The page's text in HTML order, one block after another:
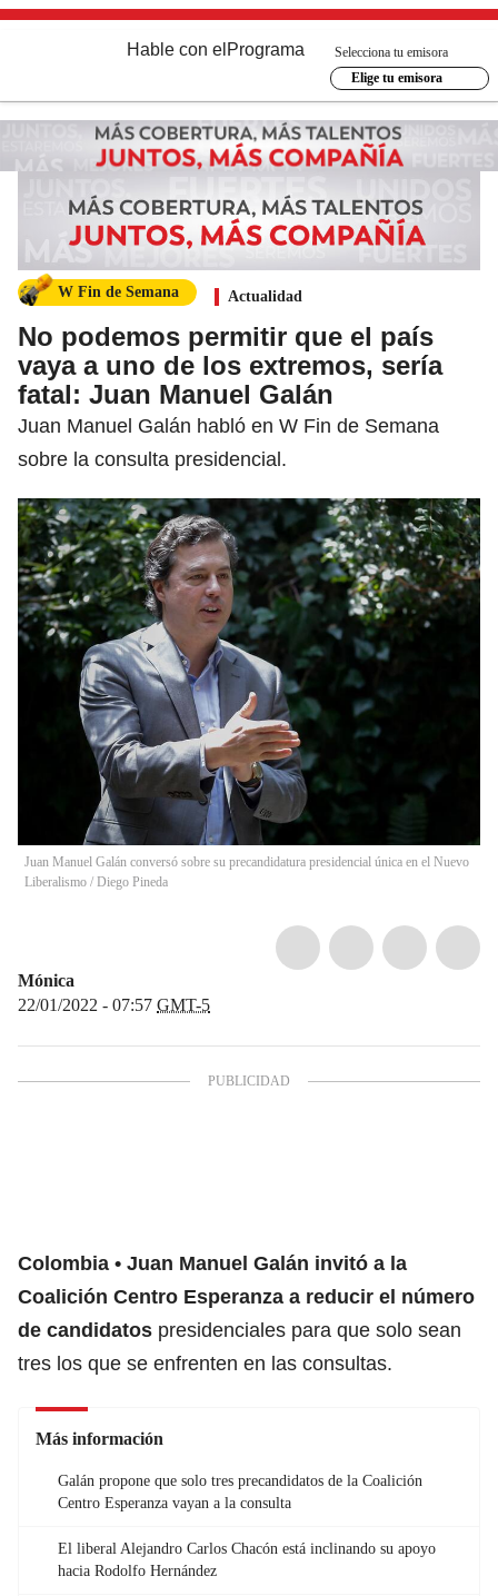
Hable con el Programa
Selecciona tu emisora
Elige tu emisora
W Fin de Semana Actualidad
No podemos permitir que el país
vaya a uno de los extremos, sería
fatal: Juan Manuel Galán
Juan Manuel Galán habló en W Fin de Semana
sobre la consulta presidencial.
Juan Manuel Galán conversó sobre su precandidatura presidencial única en el Nuevo
Liberalismo / Diego Pineda
Mónica
22/01/2022 - 07:57 GMT-5
Colombia
Juan Manuel Galán invitó a la
Coalición Centro Esperanza a reducir el número
de candidatos presidenciales para que solo sean
tres los que se enfrenten en las consultas.
Más información
Galán propone que solo tres precandidatos de la Coalición
Centro Esperanza vayan a la consulta
El liberal Alejandro Carlos Chacón está inclinando su apoyo
hacia Rodolfo Hernández